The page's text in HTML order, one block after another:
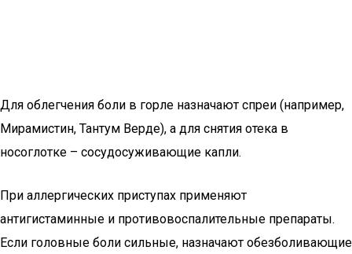
Для облегчения боли в горле назначают спреи (например,
Мирамистин, Тантум Верде), а для снятия отека в
носоглотке – сосудосуживающие капли.
При аллергических приступах применяют
антигистаминные и противовоспалительные препараты.
Если головные боли сильные, назначают обезболивающие